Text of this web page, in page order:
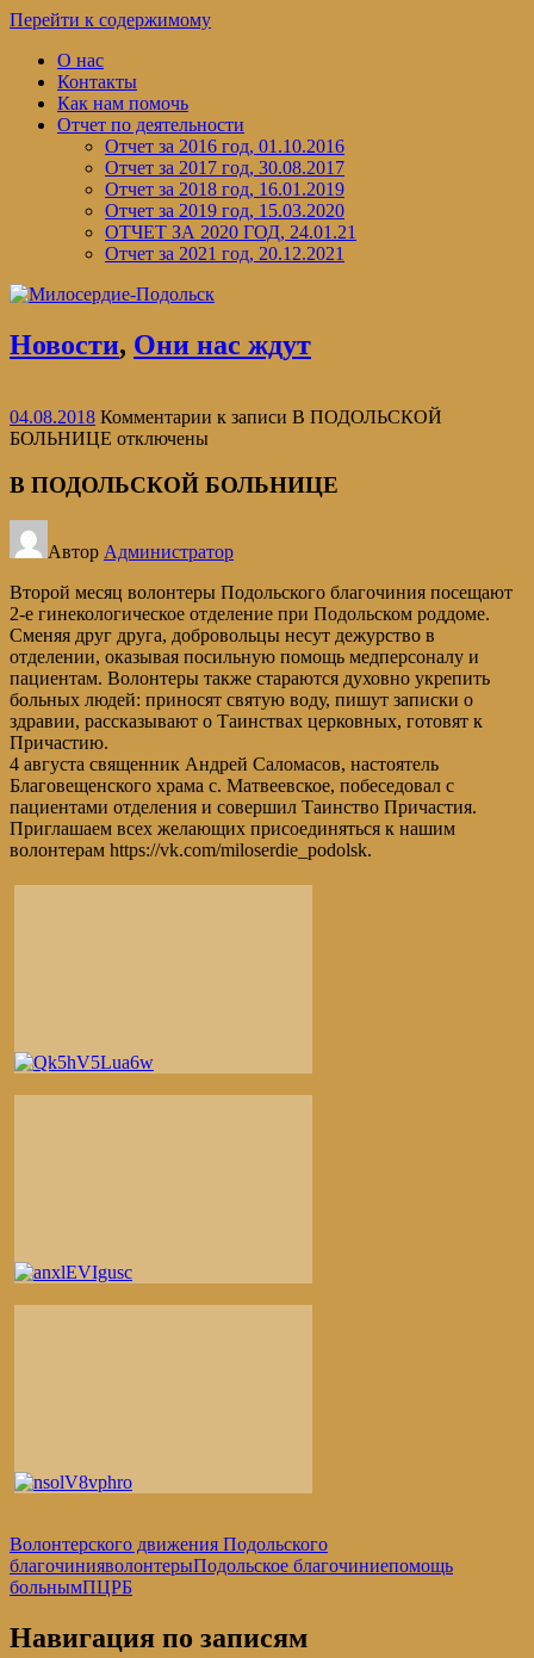
Перейти к содержимому
О нас
Контакты
Как нам помочь
Отчет по деятельности
Отчет за 2016 год, 01.10.2016
Отчет за 2017 год, 30.08.2017
Отчет за 2018 год, 16.01.2019
Отчет за 2019 год, 15.03.2020
ОТЧЕТ ЗА 2020 ГОД, 24.01.21
Отчет за 2021 год, 20.12.2021
Новости, Они нас ждут
04.08.2018 Комментарии к записи В ПОДОЛЬСКОЙ
БОЛЬНИЦЕ отключены
В ПОДОЛЬСКОЙ БОЛЬНИЦЕ
Автор Администратор
Второй месяц волонтеры Подольского благочиния посещают
2-е гинекологическое отделение при Подольском роддоме.
Сменяя друг друга, добровольцы несут дежурство в
отделении, оказывая посильную помощь медперсоналу и
пациентам. Волонтеры также стараются духовно укрепить
больных людей: приносят святую воду, пишут записки о
здравии, рассказывают о Таинствах церковных, готовят к
Причастию.
4 августа священник Андрей Саломасов, настоятель
Благовещенского храма с. Матвеевское, побеседовал с
пациентами отделения и совершил Таинство Причастия.
Приглашаем всех желающих присоединяться к нашим
волонтерам https://vk.com/miloserdie_podolsk.
Волонтерского движения Подольского
благочинияволонтерыПодольское благочиниепомощь
больнымПЦРБ
Навигация по записям